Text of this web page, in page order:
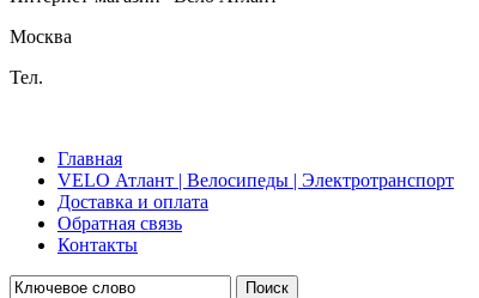
Москва
Тел.
Главная
VELO Атлант | Велосипеды | Электротранспорт
Доставка и оплата
Обратная связь
Контакты
Поиск